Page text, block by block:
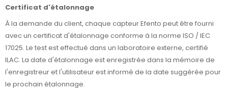
Certificat d'étalonnage
À la demande du client, chaque capteur Efento peut être fourni
avec un certificat d'étalonnage conforme à la norme ISO / IEC
17025. Le test est effectué dans un laboratoire externe, certifié
ILAC. La date d'étalonnage est enregistrée dans la mémoire de
l'enregistreur et l'utilisateur est informé de la date suggérée pour
le prochain étalonnage.